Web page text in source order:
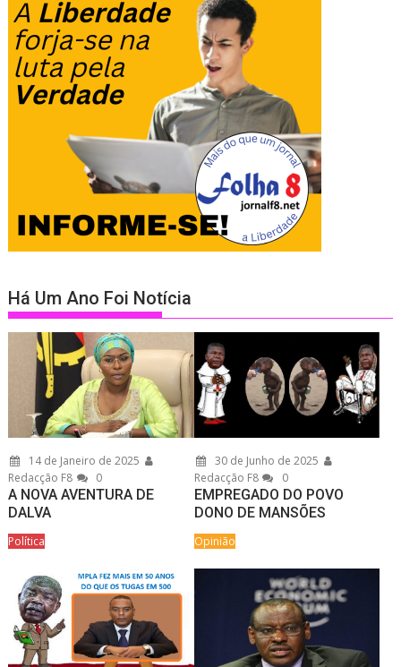
Há Um Ano Foi Notícia
14 de Janeiro de 2025
Redacção F8
0
A NOVA AVENTURA DE
DALVA
Política
30 de Junho de 2025
Redacção F8
0
EMPREGADO DO POVO
DONO DE MANSÕES
Opinião